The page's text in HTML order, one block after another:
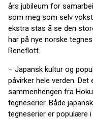
års jubileum for
som meg som selv
ekstra stas å se den
har på nye norske
Reneflott.
– Japansk kultur og
påvirker hele verden.
sammenhengen fra
tegneserier. Både
tegneserier er populære